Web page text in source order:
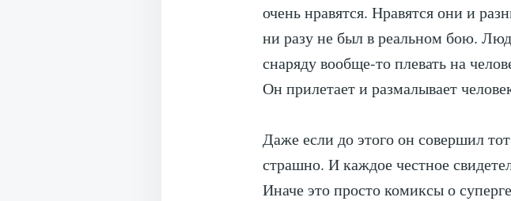
очень нравятся. Нравятся они и
ни разу не был в реальном бою.
снаряду вообще-то плевать на
Он прилетает и размалывает
Даже если до этого он совершил
страшно. И каждое честное
Иначе это просто комиксы о